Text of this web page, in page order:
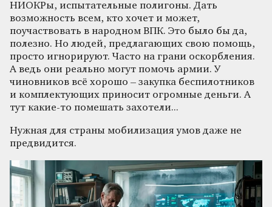
НИОКРы, испытательные полигоны. Дать
возможность всем, кто хочет и может,
поучаствовать в народном ВПК. Это было бы да,
полезно. Но людей, предлагающих свою помощь,
просто игнорируют. Часто на грани оскорбления.
А ведь они реально могут помочь армии. У
чиновников всё хорошо – закупка беспилотников
и комплектующих приносит огромные деньги. А
тут какие-то помешать захотели...
Нужная для страны мобилизация умов даже не
предвидится.